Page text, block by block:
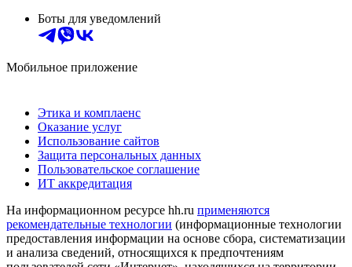
Боты для уведомлений
Мобильное приложение
Этика и комплаенс
Оказание услуг
Использование сайтов
Защита персональных данных
Пользовательское соглашение
ИТ аккредитация
На информационном ресурсе hh.ru применяются
рекомендательные технологии (информационные технологии
предоставления информации на основе сбора, систематизации
и анализа сведений, относящихся к предпочтениям